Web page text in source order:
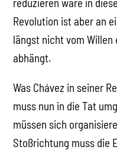
Revolution ist aber an
längst nicht vom Willen
abhängt.
Was Chávez in seiner
muss nun in die Tat
müssen sich
Stoßrichtung muss die